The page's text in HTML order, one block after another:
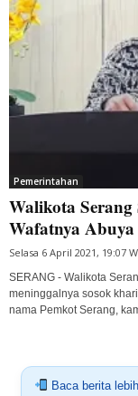
Pemerintahan
Walikota
Wafatnya
Selasa 6 April 2021, 19:07
SERANG - Walikota
meninggalnya sosok
nama Pemkot Serang,
Baca berita